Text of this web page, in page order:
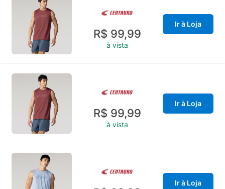
R$ 99,99
à vista
Ir à Loja
R$ 99,99
à vista
Ir à Loja
Ir à Loja